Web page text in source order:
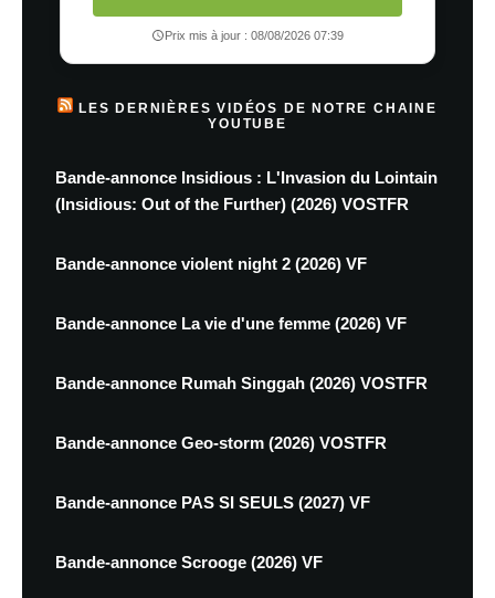
Prix mis à jour : 08/08/2026 07:39
LES DERNIÈRES VIDÉOS DE NOTRE CHAINE
YOUTUBE
Bande-annonce Insidious : L'Invasion du Lointain
(Insidious: Out of the Further) (2026) VOSTFR
Bande-annonce violent night 2 (2026) VF
Bande-annonce La vie d'une femme (2026) VF
Bande-annonce Rumah Singgah (2026) VOSTFR
Bande-annonce Geo-storm (2026) VOSTFR
Bande-annonce PAS SI SEULS (2027) VF
Bande-annonce Scrooge (2026) VF